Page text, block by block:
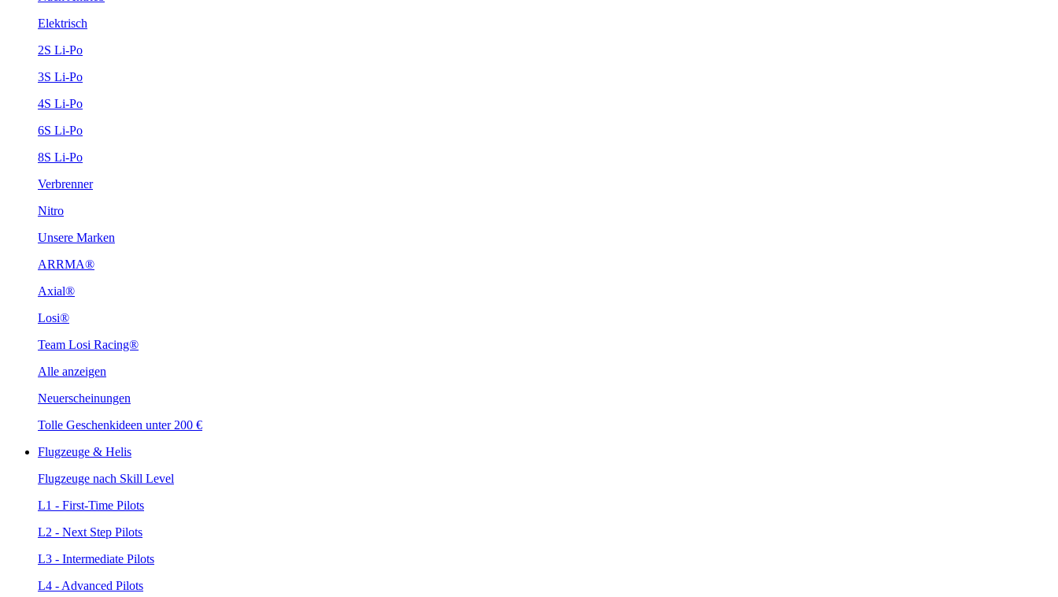
Elektrisch
2S Li-Po
3S Li-Po
4S Li-Po
6S Li-Po
8S Li-Po
Verbrenner
Nitro
Unsere Marken
ARRMA®
Axial®
Losi®
Team Losi Racing®
Alle anzeigen
Neuerscheinungen
Tolle Geschenkideen unter 200 €
Flugzeuge & Helis
Flugzeuge nach Skill Level
L1 - First-Time Pilots
L2 - Next Step Pilots
L3 - Intermediate Pilots
L4 - Advanced Pilots